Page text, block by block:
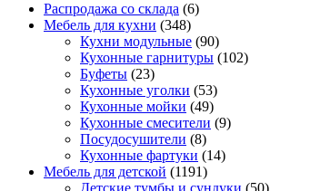
Распродажа со склада (6)
Мебель для кухни (348)
Кухни модульные (90)
Кухонные гарнитуры (102)
Буфеты (23)
Кухонные уголки (53)
Кухонные мойки (49)
Кухонные смесители (9)
Посудосушители (8)
Кухонные фартуки (14)
Мебель для детской (1191)